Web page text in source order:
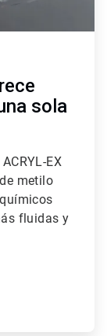
sola
EX
metilo
fluidas y